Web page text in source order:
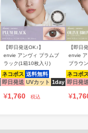
【即日発送OK♪】
envie アンヴィ プラムブ
ラック(1箱10枚入り)
ネコポス 送料無料
即日発送 UVカット 1day
¥1,760 税込
【即日
envie
ブラウ
ネコポ
即日発
¥